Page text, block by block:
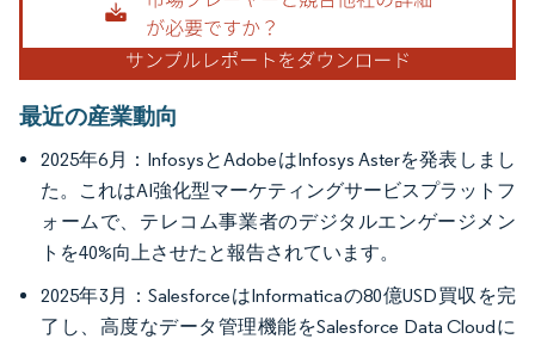
最近の産業動向
2025年6月：InfosysとAdobeはInfosys Asterを発表しまし
た。これはAI強化型マーケティングサービスプラットフ
ォームで、テレコム事業者のデジタルエンゲージメン
トを40%向上させたと報告されています。
2025年3月：SalesforceはInformaticaの80億USD買収を完
了し、高度なデータ管理機能をSalesforce Data Cloudに